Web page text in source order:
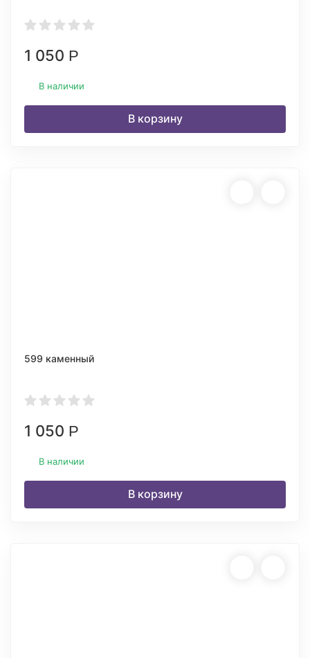
1 050 Р
В наличии
В корзину
599 каменный
1 050 Р
В наличии
В корзину